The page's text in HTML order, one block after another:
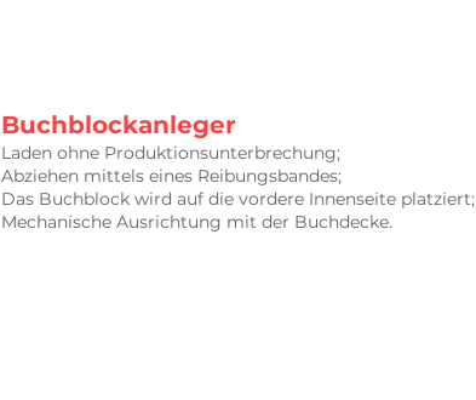
Buchblockanleger
Laden ohne Produktionsunterbrechung;
Abziehen mittels eines Reibungsbandes;
Das Buchblock wird auf die vordere Innenseite platziert;
Mechanische Ausrichtung mit der Buchdecke.